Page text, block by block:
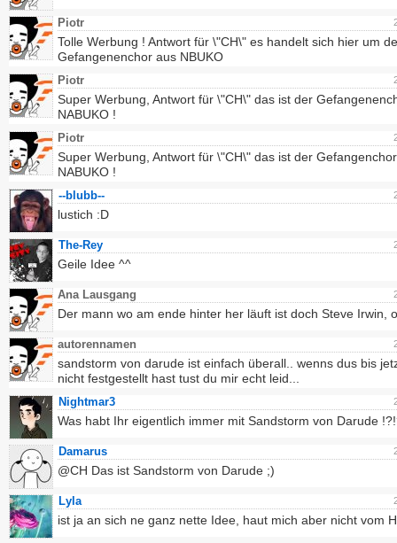
Piotr
Tolle Werbung ! Antwort für \"CH\" es handelt sich hier um
Gefangenenchor aus NBUKO
Piotr
Super Werbung, Antwort für \"CH\" das ist der
NABUKO !
Piotr
Super Werbung, Antwort für \"CH\" das ist der
NABUKO !
--blubb--
lustich :D
The-Rey
Geile Idee ^^
Ana Lausgang
Der mann wo am ende hinter her läuft ist doch Steve Irwin,
autorennamen
sandstorm von darude ist einfach überall.. wenns dus bis
nicht festgestellt hast tust du mir echt leid...
Nightmar3
Was habt Ihr eigentlich immer mit Sandstorm von Darude
Damarus
@CH Das ist Sandstorm von Darude ;)
Lyla
ist ja an sich ne ganz nette Idee, haut mich aber nicht vom